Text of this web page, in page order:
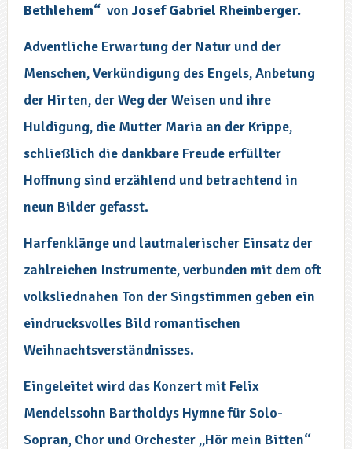
Bethlehem“ von Josef Gabriel Rheinberger.
Adventliche Erwartung der Natur und der
Menschen, Verkündigung des Engels, Anbetung
der Hirten, der Weg der Weisen und ihre
Huldigung, die Mutter Maria an der Krippe,
schließlich die dankbare Freude erfüllter
Hoffnung sind erzählend und betrachtend in
neun Bilder gefasst.
Harfenklänge und lautmalerischer Einsatz der
zahlreichen Instrumente, verbunden mit dem oft
volksliednahen Ton der Singstimmen geben ein
eindrucksvolles Bild romantischen
Weihnachtsverständnisses.
Eingeleitet wird das Konzert mit Felix
Mendelssohn Bartholdys Hymne für Solo-
Sopran, Chor und Orchester „Hör mein Bitten“